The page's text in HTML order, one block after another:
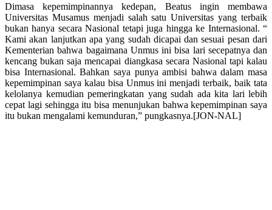
Dimasa kepemimpinannya kedepan, Beatus ingin membawa
Universitas Musamus menjadi salah satu Universitas yang terbaik
bukan hanya secara Nasional tetapi juga hingga ke Internasional. “
Kami akan lanjutkan apa yang sudah dicapai dan sesuai pesan dari
Kementerian bahwa bagaimana Unmus ini bisa lari secepatnya dan
kencang bukan saja mencapai diangkasa secara Nasional tapi kalau
bisa Internasional. Bahkan saya punya ambisi bahwa dalam masa
kepemimpinan saya kalau bisa Unmus ini menjadi terbaik, baik tata
kelolanya kemudian pemeringkatan yang sudah ada kita lari lebih
cepat lagi sehingga itu bisa menunjukan bahwa kepemimpinan saya
itu bukan mengalami kemunduran,” pungkasnya.[JON-NAL]